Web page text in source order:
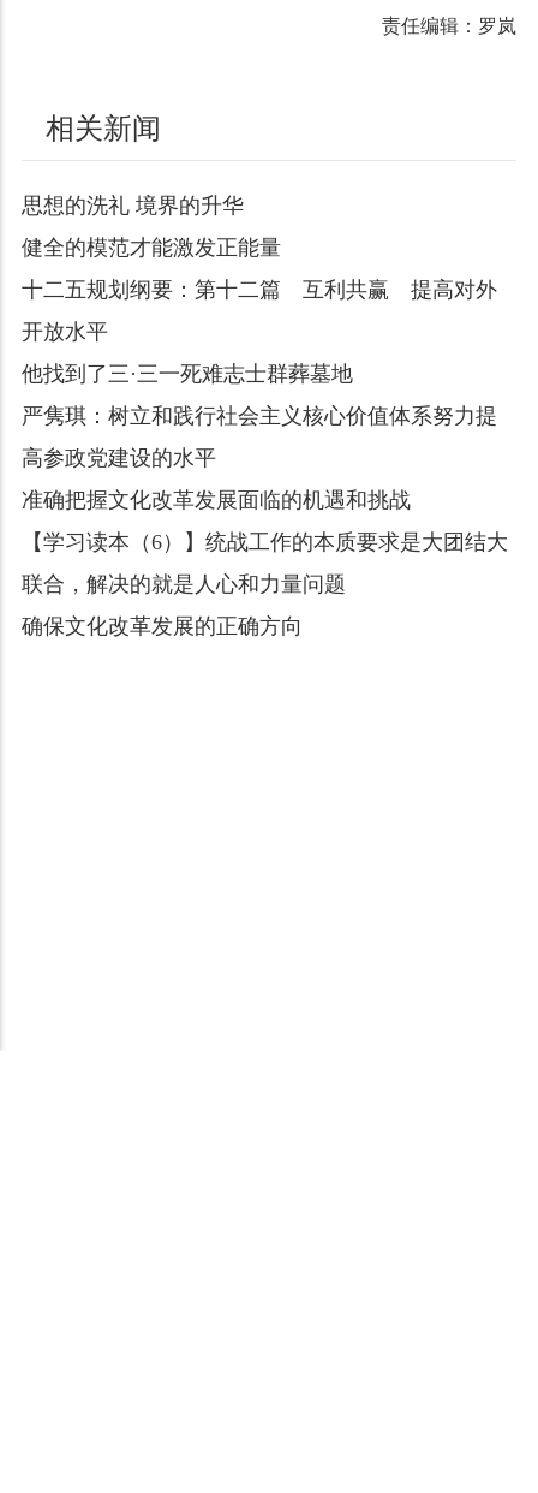
责任编辑：罗岚
相关新闻
思想的洗礼 境界的升华
健全的模范才能激发正能量
十二五规划纲要：第十二篇 互利共赢 提高对外
开放水平
他找到了三·三一死难志士群葬墓地
严隽琪：树立和践行社会主义核心价值体系努力提
高参政党建设的水平
准确把握文化改革发展面临的机遇和挑战
【学习读本（6）】统战工作的本质要求是大团结大
联合，解决的就是人心和力量问题
确保文化改革发展的正确方向